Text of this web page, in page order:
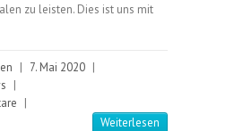
zu leisten. Dies ist uns mit
| 7. Mai 2020 |
|
|
Weiterlesen